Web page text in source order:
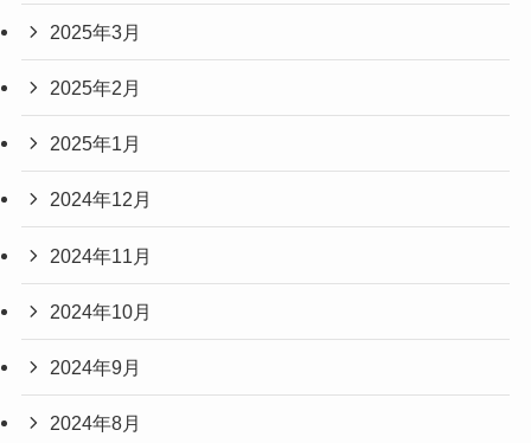
2025年3月
2025年2月
2025年1月
2024年12月
2024年11月
2024年10月
2024年9月
2024年8月